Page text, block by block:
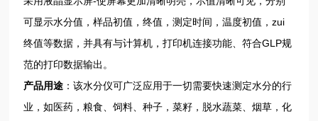
可显示水分值，样品初值，终值，测定时间，温度初值，zui
终值等数据，并具有与计算机，打印机连接功能、符合GLP规
范的打印数据输出。
产品用途 ：该水分仪可广泛应用于一切需要快速测定水分的行
业，如医药，粮食、饲料、种子，菜籽，脱水蔬菜、烟草，化